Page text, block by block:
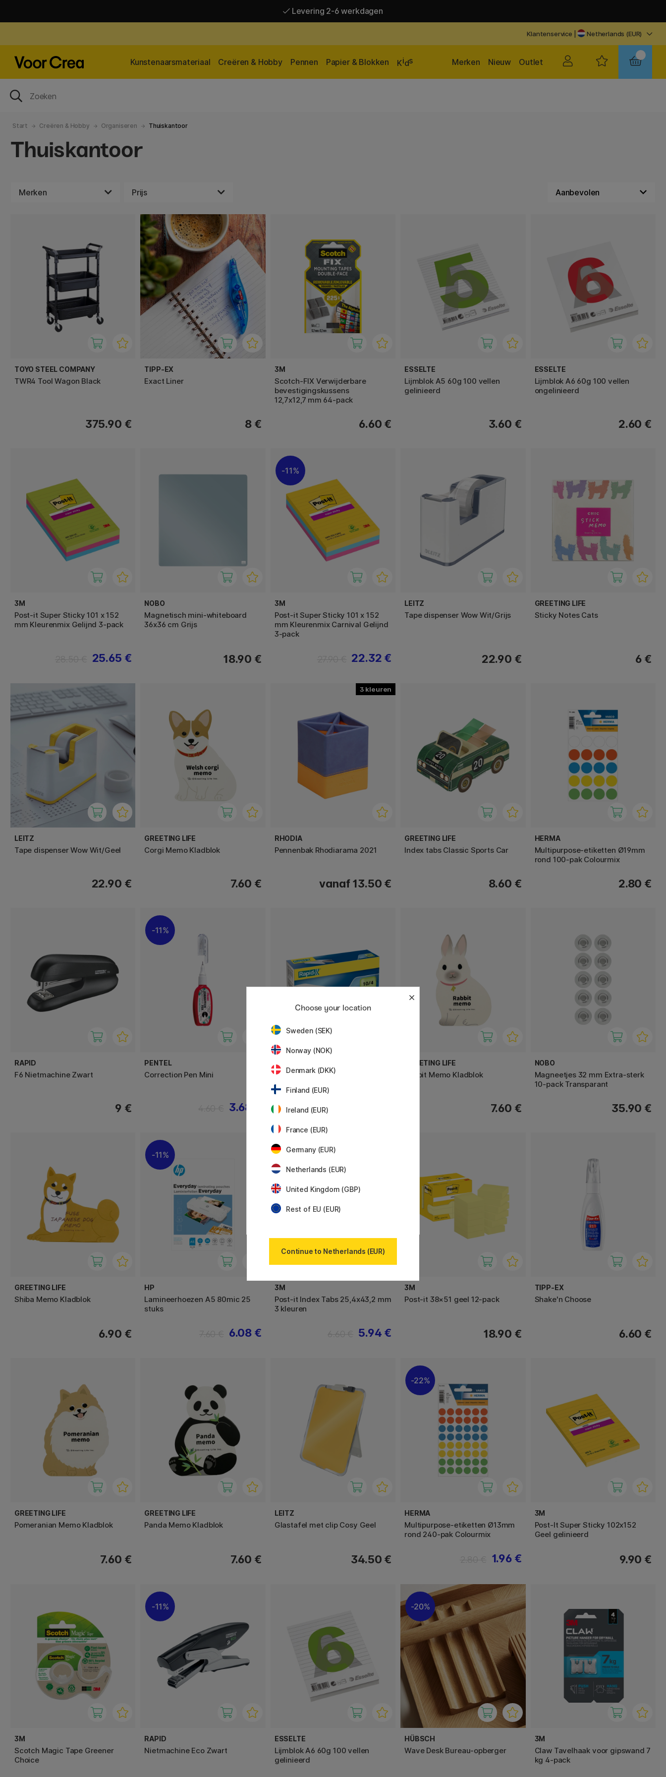
Levering 2-6 werkdagen
Klantenservice | Netherlands (EUR)
Kunstenaarsmateriaal Creëren & Hobby Pennen Papier & Blokken Kids Outlet
Nieuw
Merken
Start Creëren & Hobby Organiseren Thuiskantoor
Thuiskantoor
Merken Prijs
TOYO STEEL COMPANY
TWR4 Tool Wagon Black
375.90 €
TIPP-EX
Exact Liner
8 €
3M
Scotch-FIX Verwijderbare
bevestigingskussens
12,7x12,7 mm 64-pack
6.60 €
ESSELTE
Lijmblok A5 60g 100 vellen
gelinieerd
3.60 €
ESSELTE
Lijmblok A6 60g 100 vellen
ongelinieerd
2.60 €
3M
Post-it Super Sticky 101 x 152
mm Kleurenmix Gelijnd 3-pack
25.65 €
NOBO
Magnetisch mini-whiteboard
36x36 cm Grijs
18.90 €
11%
3M
Post-it Super Sticky 101 x 152
mm Kleurenmix Carnival Gelijnd
3-pack
22.32 €
LEITZ
Tape dispenser Wow Wit/Grijs
22.90 €
GREETING LIFE
Sticky Notes Cats
6 €
LEITZ
Tape dispenser Wow Wit/Geel
22.90 €
GREETING LIFE
Corgi Memo Kladblok
7.60 €
3
RHODIA
Pennenbak Rhodiarama 2021
vanaf 13.50 €
GREETING LIFE
Index tabs Classic Sports Car
8.60 €
HERMA
Multipurpose-etiketten Ø19mm
rond 100-pak Colourmix
2.80 €
RAPID
F6 Nietmachine Zwart
9 €
11%
PENTEL
Correction Pen Mini
3.68 €
RAPID
Nietjes Standard 10/4 verzinkt
5000 stuks
GREETING LIFE
Rabbit Memo Kladblok
7.60 €
NOBO
Magneetjes 32 mm Extra-sterk
10-pack Transparant
35.90 €
GREETING LIFE
Shiba Memo Kladblok
6.90 €
11%
HP
Lamineerhoezen A5 80mic 25
stuks
6.08 €
3M
Post-it Index Tabs 25,4x43,2 mm
3 kleuren
5.94 €
3M
Post‑it 38×51 geel 12‑pack
18.90 €
TIPP-EX
Shake'n Choose
6.60 €
GREETING LIFE
Pomeranian Memo Kladblok
7.60 €
GREETING LIFE
Panda Memo Kladblok
7.60 €
LEITZ
Glastafel met clip Cosy Geel
34.50 €
22%
HERMA
Multipurpose-etiketten Ø13mm
rond 240-pak Colourmix
1.96 €
3M
Post-It Super Sticky 102x152
Geel gelinieerd
9.90 €
3M
Scotch Magic Tape Greener
Choice
11%
RAPID
Nietmachine Eco Zwart
ESSELTE
Lijmblok A6 60g 100 vellen
gelinieerd
20%
HÜBSCH
Wave Desk Bureau-opberger
3M
Claw Tavelhaak voor gipswand 7
kg 4-pack
Choose your location
Sweden (SEK)
Norway (NOK)
Denmark (DKK)
Finland (EUR)
Ireland (EUR)
France (EUR)
Germany (EUR)
Netherlands (EUR)
United Kingdom (GBP)
Rest of EU (EUR)
Continue to Netherlands (EUR)